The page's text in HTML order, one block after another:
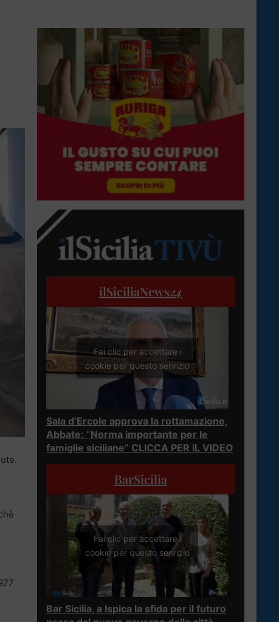
ilSiciliaNews24
Fai clic per accettare i
cookie per questo servizio
Sala d’Ercole approva la rottamazione,
Abbate: “Norma importante per le
famiglie siciliane” CLICCA PER IL VIDEO
BarSicilia
Fai clic per accettare i
cookie per questo servizio
Bar Sicilia, a Ispica la sfida per il futuro